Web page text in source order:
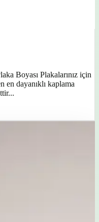
Boyası Plakalarınız için
en dayanıklı kaplama